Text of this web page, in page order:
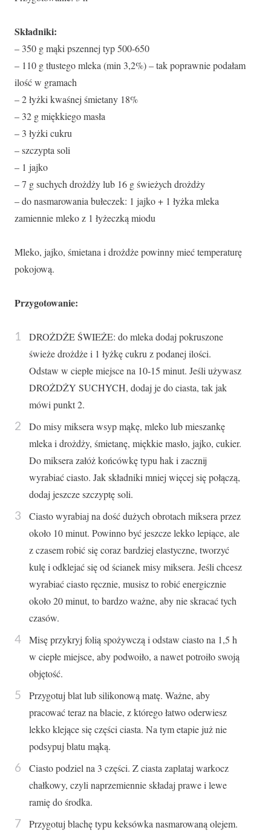
Składniki:
– 350 g mąki pszennej typ 500-650
– 110 g tłustego mleka (min 3,2%) – tak poprawnie podałam
ilość w gramach
– 2 łyżki kwaśnej śmietany 18%
– 32 g miękkiego masła
– 3 łyżki cukru
– szczypta soli
– 1 jajko
– 7 g suchych drożdży lub 16 g świeżych drożdży
– do nasmarowania bułeczek: 1 jajko + 1 łyżka mleka
zamiennie mleko z 1 łyżeczką miodu
Mleko, jajko, śmietana i drożdże powinny mieć temperaturę
pokojową.
Przygotowanie:
DROŻDŻE ŚWIEŻE: do mleka dodaj pokruszone
świeże drożdże i 1 łyżkę cukru z podanej ilości.
Odstaw w ciepłe miejsce na 10-15 minut. Jeśli używasz
DROŻDŻY SUCHYCH, dodaj je do ciasta, tak jak
mówi punkt 2.
Do misy miksera wsyp mąkę, mleko lub mieszankę
mleka i drożdży, śmietanę, miękkie masło, jajko, cukier.
Do miksera załóż końcówkę typu hak i zacznij
wyrabiać ciasto. Jak składniki mniej więcej się połączą,
dodaj jeszcze szczyptę soli.
Ciasto wyrabiaj na dość dużych obrotach miksera przez
około 10 minut. Powinno być jeszcze lekko lepiące, ale
z czasem robić się coraz bardziej elastyczne, tworzyć
kulę i odklejać się od ścianek misy miksera. Jeśli chcesz
wyrabiać ciasto ręcznie, musisz to robić energicznie
około 20 minut, to bardzo ważne, aby nie skracać tych
czasów.
Misę przykryj folią spożywczą i odstaw ciasto na 1,5 h
w ciepłe miejsce, aby podwoiło, a nawet potroiło swoją
objętość.
Przygotuj blat lub silikonową matę. Ważne, aby
pracować teraz na blacie, z którego łatwo oderwiesz
lekko klejące się części ciasta. Na tym etapie już nie
podsypuj blatu mąką.
Ciasto podziel na 3 części. Z ciasta zaplataj warkocz
chałkowy, czyli naprzemiennie składaj prawe i lewe
ramię do środka.
Przygotuj blachę typu keksówka nasmarowaną olejem.